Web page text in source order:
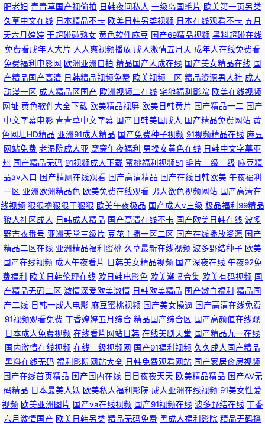
91 久久天堂女人在线 91视频在线资源 福利观看 欧美亚洲另类成熟 成人免费
一区二区三区 可以免费在线看污污的网站 日韩三级大片 国产岳母理论9 91
网站入口永久 美女巨乳91 色欧美网址第一页 日韩成人在线视频 亚洲第四页
在线 伦理一区 99传媒视频
肥老妇 青青草国产视偷拍 日韩夜间私人 一级岛国毛片 欧美第一页另类
久草中文在线 日本精品不卡 欧美日韩另类视频 日本在线观看不卡 五月
天六月婷婷 干超碰碰熟女 黄色软件麻豆 国产69精品视频 黑料超碰在线
免费看成年人大片 人人爽视频播放 成人激情五月天 成年人在线免费看
免费福利电影网 欧洲亚洲自拍 精品国产人成在线 国产美女精品在线 国
产精品国产高清 日韩精品视频免费 欧美视频三区 精品资源男人社 成人
动漫一区 成人精品区国产 欧洲视频二在线 宅狼福利影院 欧美在线视频
网址 黄色软件大全下载 欧美精品视屏 欧美日韩黄片 国产精品一二 国产
中文字幕电影 青青草中文字幕 国产日韩美国成人 国产精品免费网站 黄
色网址HD精品 亚洲91成人精品 国产免费种子视频 91视频精品在线 麻豆
网站免费 老湿院成人亚 窝窉午夜福利 男操女黄色在线 日韩中文字幕亚
州 国产精品无码 91视频成人下载 蜜桃福利视频51 毛片三级三级 麻豆精
品av入口 国产精厕在线观看 国产高清精品 国产在线日韩欧美 午夜福利
一区 亚洲欧洲精品色 欧美免费在线观看 男人欲色视频网站 国产高清在
线视频 狠狠撸狠狠干狠狠 欧美午夜极品 国产成人v三级 极品福利99精品
狼人社区成人 日韩成人精品 国产高清在线不卡 国产欧美日韩在线 波多
野吉衣番号 亚洲天堂三级片 豆花主播一区二区 国产在线播放资源 国产
精品二区在线 亚洲精品福利蜜桃 久草最新在线视频 波多野结种子 欧美
国产在线视频 成人午夜看片 日韩美女精品视频 国产深夜在线 午夜92免
费福利 欧美日韩伦理在线 欧日韩电影色 欧美潮喷合集 欧美有码视频 国
产精品无码二区 激情深爱欧美激情 日韩欧美精品 国产嫩白福利 精品国
产二线 日韩一成人电影 麻豆蜜桃视频 国产美女操逼 国产高清在线免费
91视频观看免费 丁香婷婷五月综合 精品国产综合区 国产高颜值在线观
日本成人免费视频 在线看片网站日韩 在线美剧天堂 国产精品九一在线
国内激情在线视频 在线三级视频网 国产91福利视频 久久成人国产精品
黑料在线无码 福利影院网站大全 日韩免费观看网站 国产家居肏屄视频
国产在线首页精品 国产国内在线 日日夜夜天天 欧美精品精品 国产AV无
码精品 日本最美人妖 欧美私人福利影院 成人亚洲在线视频 91美女性爱
视频 欧美亚洲图片 国产va在线视频 国产91视频在线 波多野结在线 丁香
六月激情国产 欧美日韩另类 精品无码免费 黑成人福利影院 精品无码播